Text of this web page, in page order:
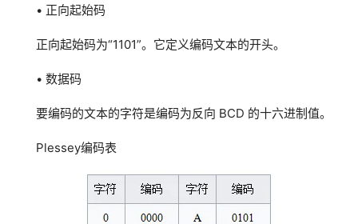
• 正向起始码
正向起始码为“1101”。它定义编码文本的开头。
• 数据码
要编码的文本的字符是编码为反向 BCD 的十六进制值。
Plessey编码表